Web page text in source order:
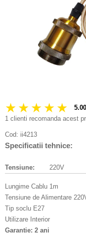
★★★★★ 5.00
1 clienti recomanda acest
Cod: ii4213
Specificatii tehnice:
Tensiune: 220V
Lungime Cablu 1m
Tensiune de Alimentare
Tip soclu E27
Utilizare Interior
Garantie: 2 ani